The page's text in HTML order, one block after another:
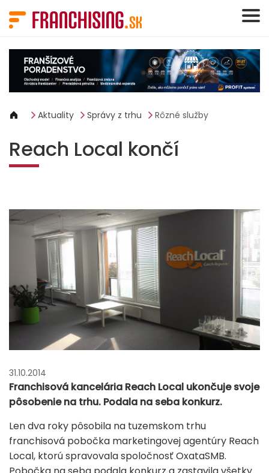
Aktuality Správy z trhu Rôzné služby
Reach Local končí
31.10.2014
Franchisová kancelária Reach Local ukončuje svoje
pôsobenie na trhu. Podala na seba konkurz.
Len dva roky pôsobila na tuzemskom trhu
franchisová pobočka marketingovej agentúry Reach
Local, ktorú spravovala spoločnosť OxataSMB.